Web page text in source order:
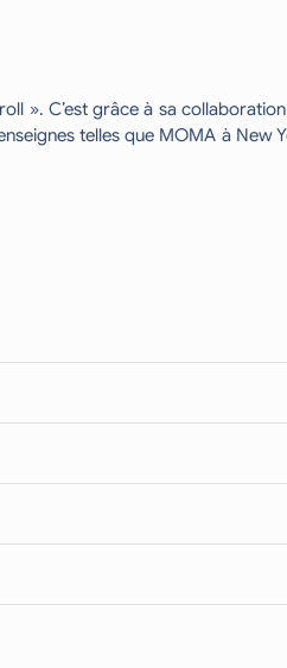
». C’est grâce à sa
telles que MOMA à